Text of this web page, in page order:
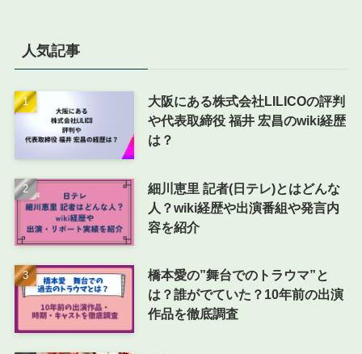
人気記事
大阪にある株式会社LILICOの評判
や代表取締役 福井 宏昌のwiki経歴
は？
細川恵里 記者(日テレ)とはどんな
人？wiki経歴や出演番組や発言内
容を紹介
橋本愛の”舞台でのトラウマ”と
は？誰がでていた？10年前の出演
作品を徹底調査